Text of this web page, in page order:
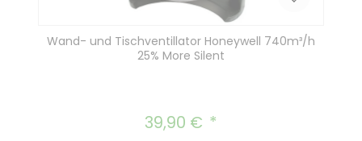
Wand- und Tischventillator Honeywell 740m³/h
25% More Silent
Regulärer Preis:
39,90 €